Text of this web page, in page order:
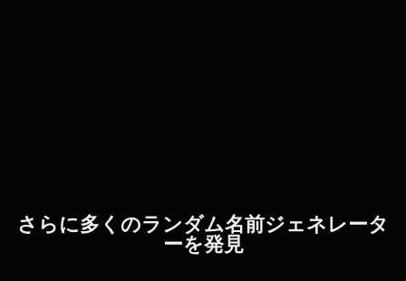
さらに多くのランダム名前ジェネレータ
ーを発見